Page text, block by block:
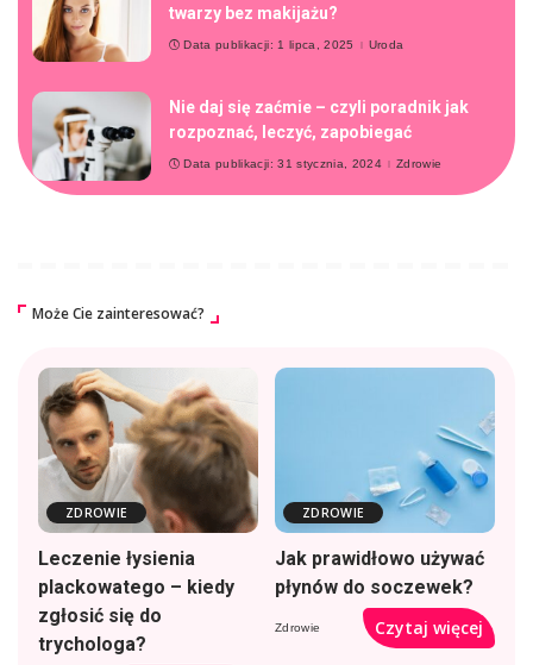
twarzy bez makijażu?
Data publikacji: 1 lipca, 2025 Uroda
Nie daj się zaćmie – czyli poradnik jak
rozpoznać, leczyć, zapobiegać
Data publikacji: 31 stycznia, 2024 Zdrowie
Może Cie zainteresować?
ZDROWIE
Leczenie łysienia
plackowatego – kiedy
zgłosić się do
trychologa?
ZDROWIE
Jak prawidłowo używać
płynów do soczewek?
Zdrowie Czytaj więcej